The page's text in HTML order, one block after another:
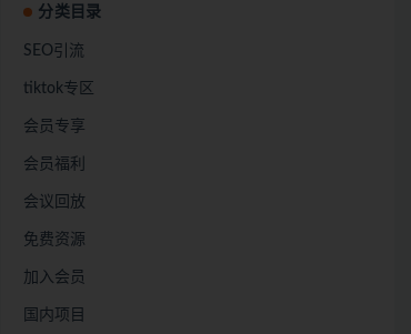
分类目录
SEO引流
tiktok专区
会员专享
会员福利
会议回放
免费资源
加入会员
国内项目